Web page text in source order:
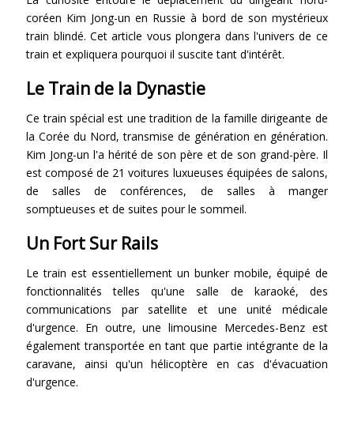
coréen Kim Jong-un en Russie à bord de son mystérieux
train blindé. Cet article vous plongera dans l'univers de ce
train et expliquera pourquoi il suscite tant d'intérêt.
Le Train de la Dynastie
Ce train spécial est une tradition de la famille dirigeante de
la Corée du Nord, transmise de génération en génération.
Kim Jong-un l'a hérité de son père et de son grand-père. Il
est composé de 21 voitures luxueuses équipées de salons,
de salles de conférences, de salles à manger
somptueuses et de suites pour le sommeil.
Un Fort Sur Rails
Le train est essentiellement un bunker mobile, équipé de
fonctionnalités telles qu'une salle de karaoké, des
communications par satellite et une unité médicale
d'urgence. En outre, une limousine Mercedes-Benz est
également transportée en tant que partie intégrante de la
caravane, ainsi qu'un hélicoptère en cas d'évacuation
d'urgence.